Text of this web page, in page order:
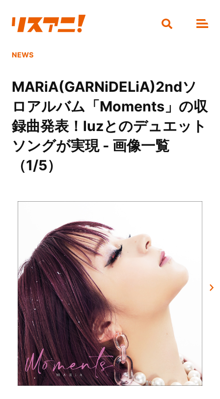
NEWS
MARiA(GARNiDELiA)2ndソ
ロアルバム「Moments」の収
録曲発表！luzとのデュエット
ソングが実現 - 画像一覧
（1/5）